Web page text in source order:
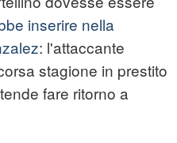
inserire nella
: l'attaccante
stagione in prestito
fare ritorno a